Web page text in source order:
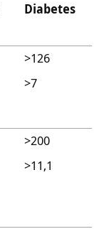
Diabetes
>126
>7
>200
>11,1